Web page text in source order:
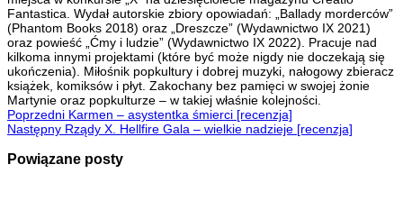
Fantastica. Wydał autorskie zbiory opowiadań: „Ballady morderców”
(Phantom Books 2018) oraz „Dreszcze” (Wydawnictwo IX 2021)
oraz powieść „Ćmy i ludzie” (Wydawnictwo IX 2022). Pracuje nad
kilkoma innymi projektami (które być może nigdy nie doczekają się
ukończenia). Miłośnik popkultury i dobrej muzyki, nałogowy zbieracz
książek, komiksów i płyt. Zakochany bez pamięci w swojej żonie
Martynie oraz popkulturze – w takiej właśnie kolejności.
Poprzedni Karmen – asystentka śmierci [recenzja]
Następny Rządy X. Hellfire Gala – wielkie nadzieje [recenzja]
Powiązane posty